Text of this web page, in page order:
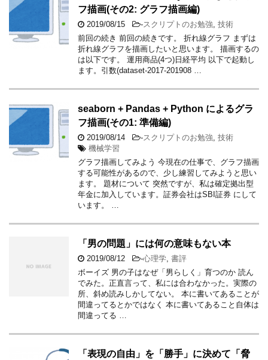
フ描画(その2: グラフ描画編)
2019/08/15 -スクリプトのお勉強, 技術
前回の続き 前回の続きです。 折れ線グラフ まずは
折れ線グラフを描画したいと思います。 描画するの
は以下です。 運用商品(4つ)日経平均 以下で起動し
ます。引数(dataset-2017-201908 …
seaborn + Pandas + Python によるグラ
フ描画(その1: 準備編)
2019/08/14 -スクリプトのお勉強, 技術
機械学習
グラフ描画してみよう 今現在の仕事で、グラフ描画
する可能性があるので、少し練習してみようと思い
ます。 題材について 突然ですが、私は確定拠出型
年金に加入しています。証券会社はSBI証券 にして
います。 …
「男の問題」には何の意味もない本
2019/08/12 -心理学, 書評
ボーイズ 男の子はなぜ「男らしく」育つのか 読ん
でみた。正直言って、私には合わなかった。実際の
所、斜め読みしかしてない。 本に書いてあることが
間違ってるとかではなく 本に書いてあること自体は
間違ってる …
「表現の自由」を「勝手」に決めて「脅